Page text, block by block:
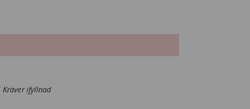
Kräver ifyllnad